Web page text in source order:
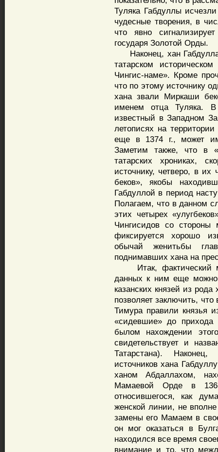
Туляка Габдуллы
чудесные творения, в
что явно
государя Золотой Орды.
Наконец, хан Габдулла
татарском
Чингис-наме». Кроме
что по этому источнику
хана звали Миркаши
именем отца Туляка.
известный в Западном
летописях на
еще в 1374 г., может
Заметим также, что в
татарских хрониках,
источнику, четверо, в
беков», якобы
Габдуллой в период
Полагаем, что в данном
этих четырех
Чингисидов со стороны
фиксируется хорошо
обычай женитьбы
поднимавших хана на
Итак, фактический
данных к ним еще можно
казанских князей из
позволяет заключить,
Тимура правили князья
«сидевшие» до
былом нахождении
свидетельствует и
Татарстана). Наконец,
источников хана
ханом Абдаллахом,
Мамаевой Орде в
относившегося, как
женской линии, не
замены его Мамаем в
он мог оказаться в
находился все время
внимание и то, что